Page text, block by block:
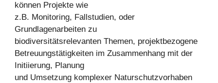
können Projekte wie
z.B. Monitoring, Fallstudien, oder
Grundlagenarbeiten zu
biodiversitätsrelevanten Themen, projektbezogene
Betreuungstätigkeiten im Zusammenhang mit der
Initiierung, Planung
und Umsetzung komplexer Naturschutzvorhaben